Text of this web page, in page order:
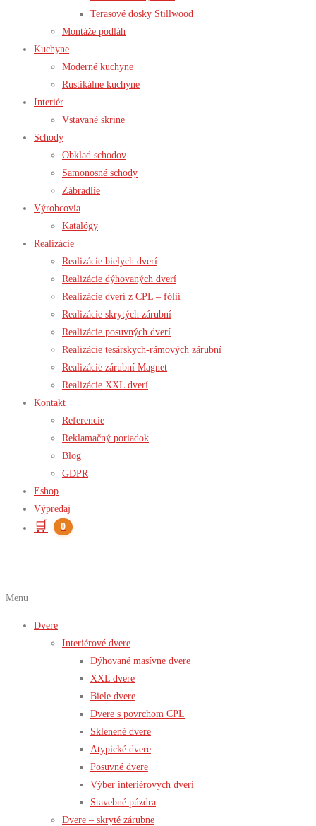
Terasové dosky Stillwood
Montáže podláh
Kuchyne
Moderné kuchyne
Rustikálne kuchyne
Interiér
Vstavané skrine
Schody
Obklad schodov
Samonosné schody
Zábradlie
Výrobcovia
Katalógy
Realizácie
Realizácie bielych dverí
Realizácie dýhovaných dverí
Realizácie dverí z CPL – fólií
Realizácie skrytých zárubní
Realizácie posuvných dverí
Realizácie tesárskych-rámových zárubní
Realizácie zárubní Magnet
Realizácie XXL dverí
Kontakt
Referencie
Reklamačný poriadok
Blog
GDPR
Eshop
Výpredaj
🛒 0
Menu
Dvere
Interiérové dvere
Dýhované masívne dvere
XXL dvere
Biele dvere
Dvere s povrchom CPL
Sklenené dvere
Atypické dvere
Posuvné dvere
Výber interiérových dverí
Stavebné púzdra
Dvere – skryté zárubne